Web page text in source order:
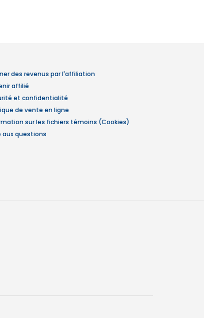
des revenus par l'affiliation
affilié
et confidentialité
de vente en ligne
sur les fichiers témoins (Cookies)
aux questions